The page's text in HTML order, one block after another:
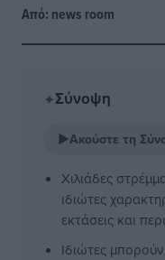
Από: news room
✦Σύνοψη
▶Ακούστε τη
Χιλιάδες
ιδιώτες
εκτάσεις και
Ιδιώτες